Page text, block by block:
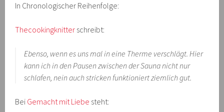
In Chronologischer Reihenfolge:
Thecookingknitter schreibt:
Ebenso, wenn es uns mal in eine Therme verschlägt. Hier
kann ich in den Pausen zwischen der Sauna nicht nur
schlafen, nein auch stricken funktioniert ziemlich gut.
Bei Gemacht mit Liebe steht: